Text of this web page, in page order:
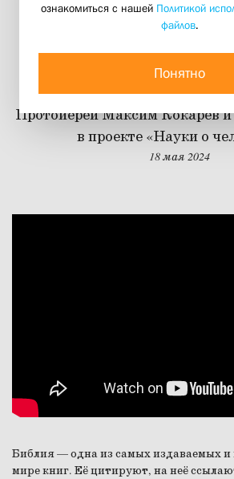
Как и зачем
Библию
Протоиерей Максим Кокарев
в проекте «Науки о
18 мая 2024
Библия — одна из самых издаваемых и
мире книг. Её цитируют, на неё
ознакомиться с нашей Политикой
файлов.
Понятно